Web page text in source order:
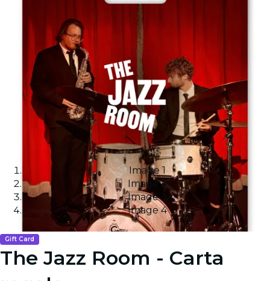
Image 1
Image 2
Image 3
Image 4
Gift Card
The Jazz Room - Carta